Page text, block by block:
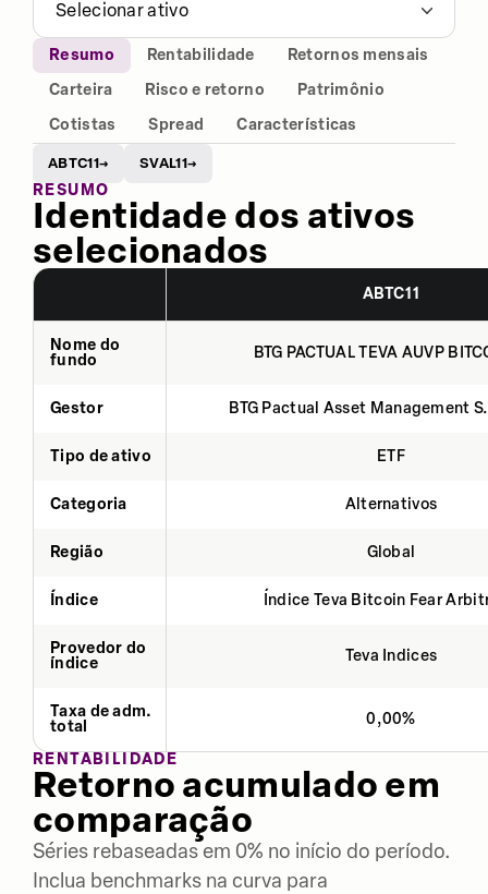
Selecionar ativo
Resumo Rentabilidade
Retornos mensais
Carteira
Risco e retorno
Patrimônio
Cotistas
Spread Características
ABTC11→ SVAL11→
RESUMO
Identidade dos ativos
selecionados
ABTC11
Nome do
fundo
BTG PACTUAL TEVA AUVP
Gestor BTG Pactual Asset Management
Tipo de ativo ETF
Categoria Alternativos
Região Global
Índice Índice Teva Bitcoin Fear
Provedor do
índice
Teva Indices
Taxa de adm.
total
0,00%
RENTABILIDADE
Retorno acumulado em
comparação
Séries rebaseadas em 0% no início do período.
Inclua benchmarks na curva para